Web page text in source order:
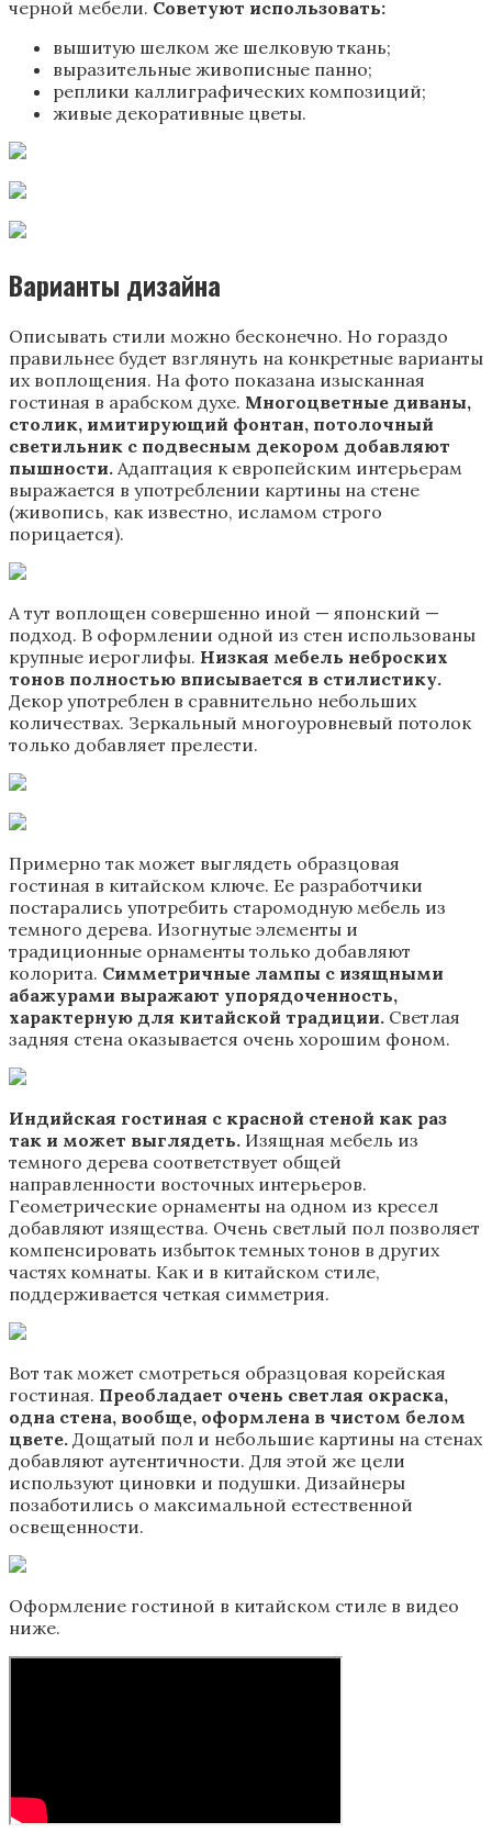
черной мебели. Советуют использовать:
вышитую шелком же шелковую ткань;
выразительные живописные панно;
реплики каллиграфических композиций;
живые декоративные цветы.
Варианты дизайна
Описывать стили можно бесконечно. Но гораздо
правильнее будет взглянуть на конкретные варианты
их воплощения. На фото показана изысканная
гостиная в арабском духе. Многоцветные диваны,
столик, имитирующий фонтан, потолочный
светильник с подвесным декором добавляют
пышности. Адаптация к европейским интерьерам
выражается в употреблении картины на стене
(живопись, как известно, исламом строго
порицается).
А тут воплощен совершенно иной — японский —
подход. В оформлении одной из стен использованы
крупные иероглифы. Низкая мебель неброских
тонов полностью вписывается в стилистику.
Декор употреблен в сравнительно небольших
количествах. Зеркальный многоуровневый потолок
только добавляет прелести.
Примерно так может выглядеть образцовая
гостиная в китайском ключе. Ее разработчики
постарались употребить старомодную мебель из
темного дерева. Изогнутые элементы и
традиционные орнаменты только добавляют
колорита. Симметричные лампы с изящными
абажурами выражают упорядоченность,
характерную для китайской традиции. Светлая
задняя стена оказывается очень хорошим фоном.
Индийская гостиная с красной стеной как раз
так и может выглядеть. Изящная мебель из
темного дерева соответствует общей
направленности восточных интерьеров.
Геометрические орнаменты на одном из кресел
добавляют изящества. Очень светлый пол позволяет
компенсировать избыток темных тонов в других
частях комнаты. Как и в китайском стиле,
поддерживается четкая симметрия.
Вот так может смотреться образцовая корейская
гостиная. Преобладает очень светлая окраска,
одна стена, вообще, оформлена в чистом белом
цвете. Дощатый пол и небольшие картины на стенах
добавляют аутентичности. Для этой же цели
используют циновки и подушки. Дизайнеры
позаботились о максимальной естественной
освещенности.
Оформление гостиной в китайском стиле в видео
ниже.